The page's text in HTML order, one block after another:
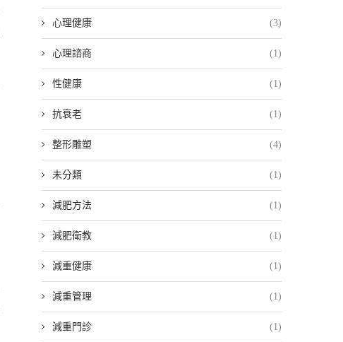
心理健康 (3)
心理諮商 (1)
性健康 (1)
抗衰老 (1)
整形雕塑 (4)
未分類 (1)
減肥方法 (1)
減肥衛教 (1)
減重健康 (1)
減重管理 (1)
減重門診 (1)